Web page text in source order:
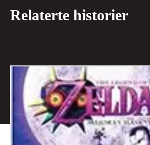
Relaterte historier